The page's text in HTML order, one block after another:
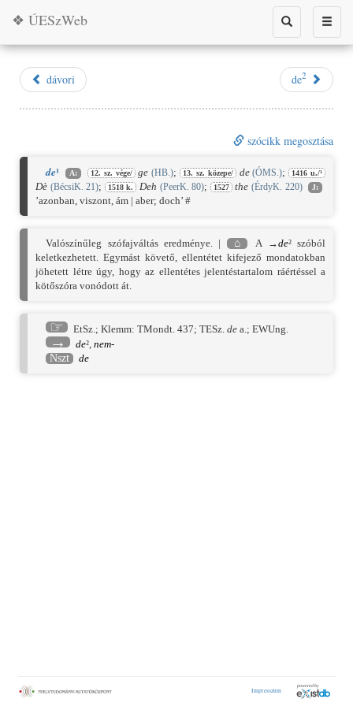
Toggle
Toggle
search
❖ ÚESzWeb
dávori de2
szócikk megosztása
de¹ A: 12. sz. vége/ ge (HB.); 13. sz. közepe/ de (ÓMS.); 1416 u./¹
Dè (BécsiK. 21); 1518 k. Deh (PeerK. 80); 1527 the (ÉrdyK. 220) J:
’azonban, viszont, ám | aber; doch’ #
Valószínűleg szófajváltás eredménye. | ⌂ A →de² szóból
keletkezhetett. Egymást követő, ellentétet kifejező mondatokban
jöhetett létre úgy, hogy az ellentétes jelentéstartalom ráértéssel a
kötőszóra vonódott át.
☞ EtSz.;Klemm: TMondt. 437;TESz. de a.;EWUng.
→ de²,nem-
Nszt
de